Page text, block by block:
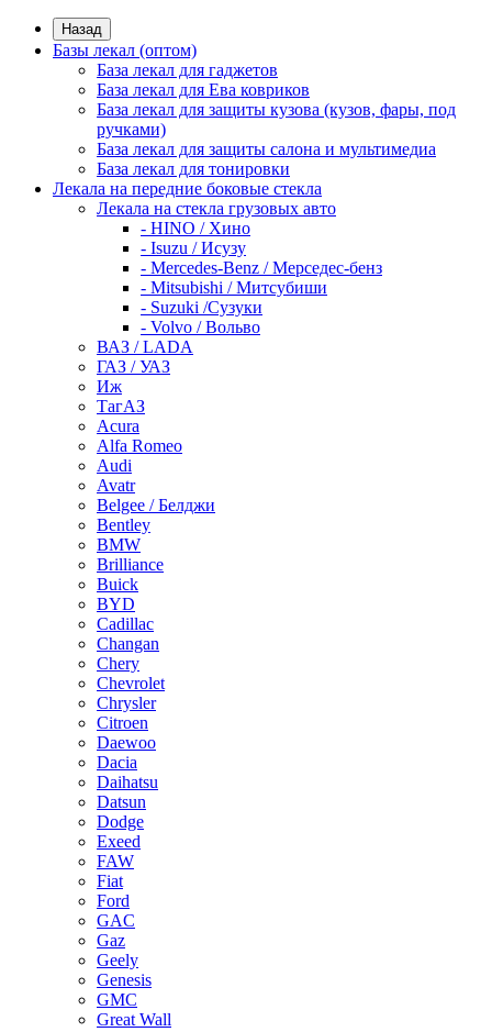
Назад
Базы лекал (оптом)
База лекал для гаджетов
База лекал для Ева ковриков
База лекал для защиты кузова (кузов, фары, под
ручками)
База лекал для защиты салона и мультимедиа
База лекал для тонировки
Лекала на передние боковые стекла
Лекала на стекла грузовых авто
- HINO / Хино
- Isuzu / Исузу
- Mercedes-Benz / Мерседес-бенз
- Mitsubishi / Митсубиши
- Suzuki /Сузуки
- Volvo / Вольво
ВАЗ / LADA
ГАЗ / УАЗ
Иж
ТагАЗ
Acura
Alfa Romeo
Audi
Avatr
Belgee / Белджи
Bentley
BMW
Brilliance
Buick
BYD
Cadillac
Changan
Chery
Chevrolet
Chrysler
Citroen
Daewoo
Dacia
Daihatsu
Datsun
Dodge
Exeed
FAW
Fiat
Ford
GAC
Gaz
Geely
Genesis
GMC
Great Wall